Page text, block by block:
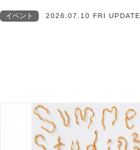
イベント 2026.07.10 FRI UPDATE